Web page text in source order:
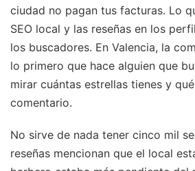
ciudad no pagan tus facturas. Lo
SEO local y las reseñas en los
los buscadores. En Valencia, la
lo primero que hace alguien que
mirar cuántas estrellas tienes y
comentario.
No sirve de nada tener cinco mil
reseñas mencionan que el local